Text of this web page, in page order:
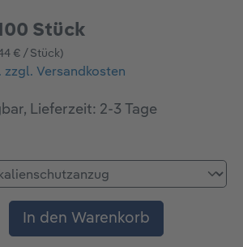
Stück
€ / Stück)
zzgl. Versandkosten
Lieferzeit: 2-3 Tage
Gib den gewünschten
In den Warenkorb